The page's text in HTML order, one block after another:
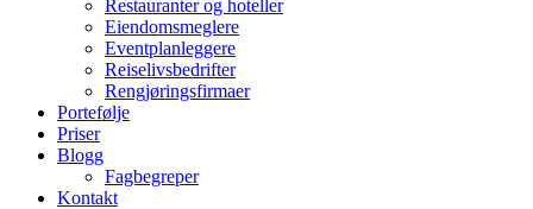
Restauranter og hoteller
Eiendomsmeglere
Eventplanleggere
Reiselivsbedrifter
Rengjøringsfirmaer
Portefølje
Priser
Blogg
Fagbegreper
Kontakt